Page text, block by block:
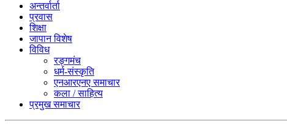
अन्तर्वार्ता
प्रवास
शिक्षा
जापान विशेष
विविध
रङ्गमंच
धर्म-संस्कृति
एनआरएनए समाचार
कला / साहित्य
प्रमुख समाचार